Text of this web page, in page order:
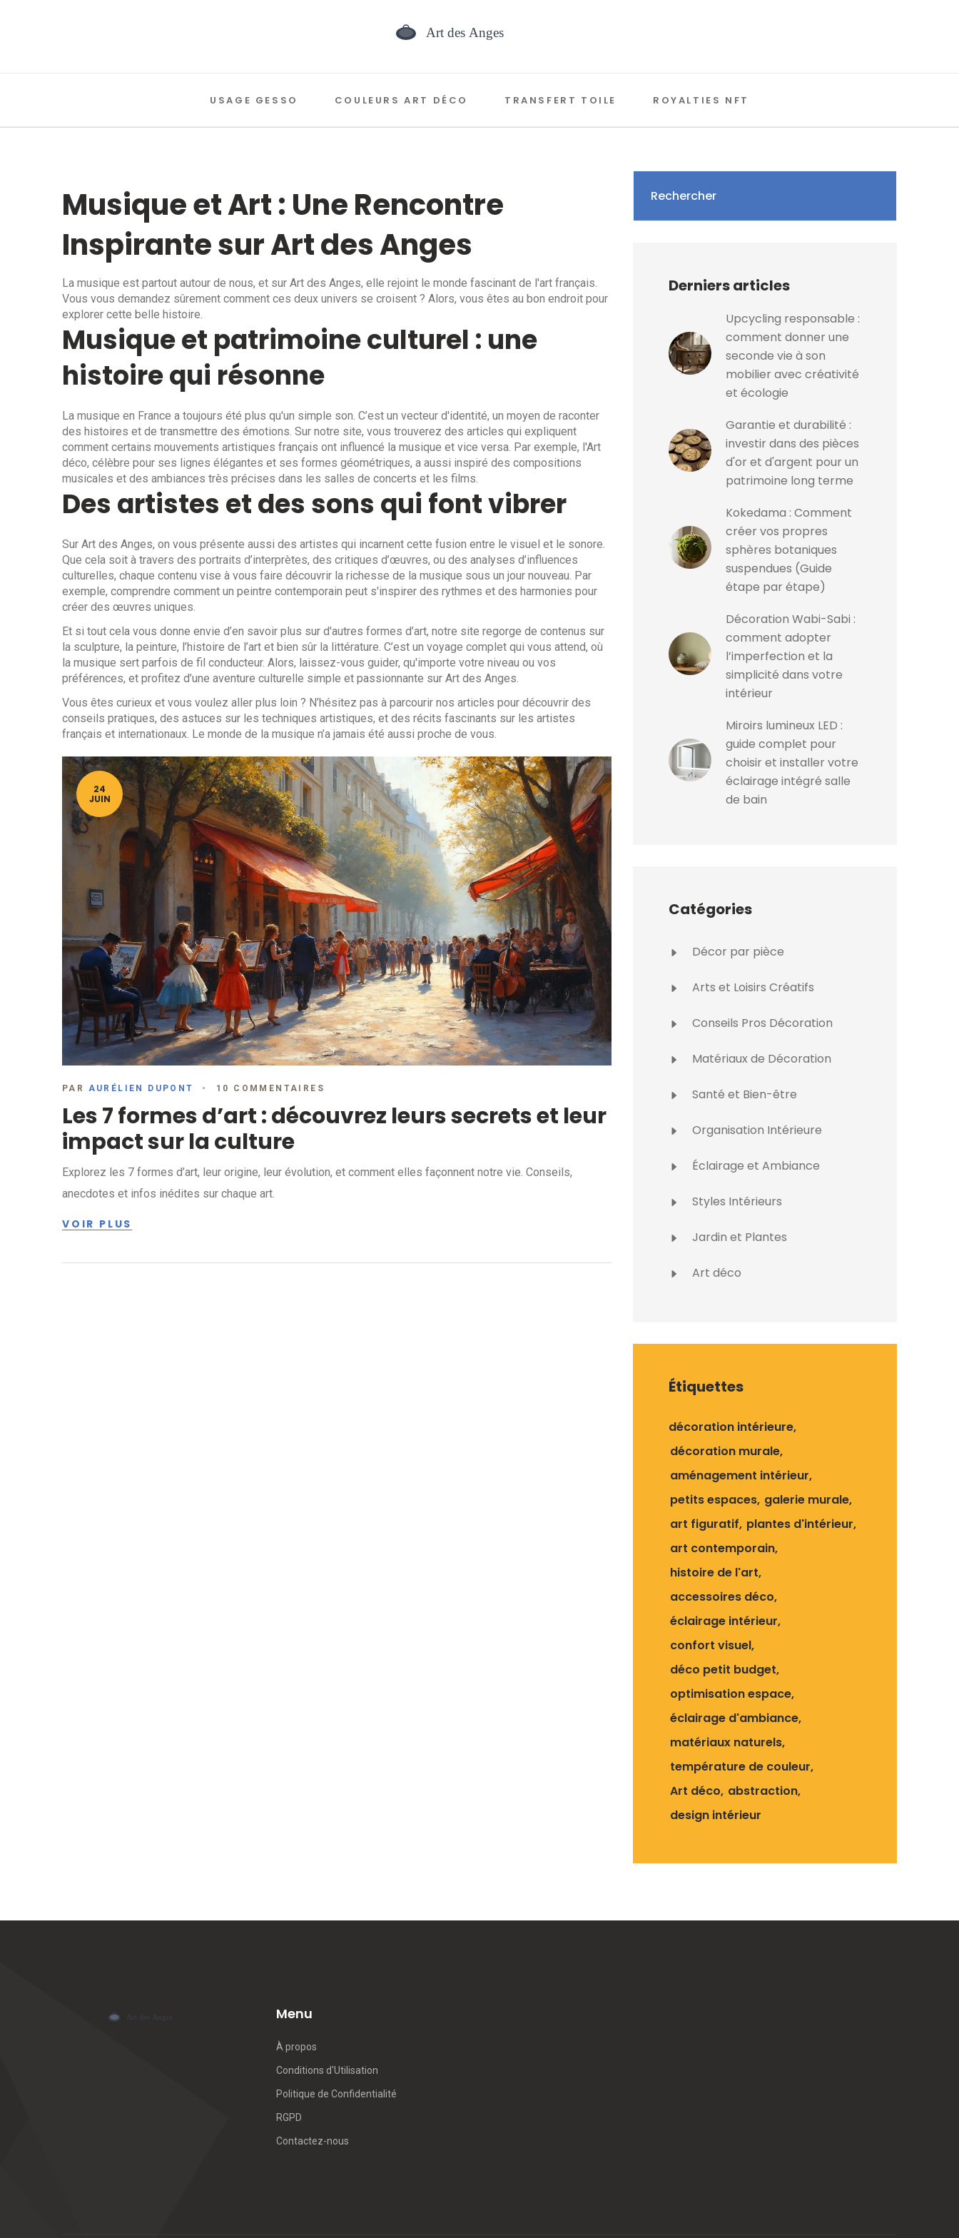
USAGE GESSO COULEURS ART DÉCO TRANSFERT TOILE ROYALTIES NFT
Musique et Art : Une Rencontre
Inspirante sur Art des Anges
La musique est partout autour de nous, et sur Art des Anges, elle rejoint le monde fascinant de l'art français.
Vous vous demandez sûrement comment ces deux univers se croisent ? Alors, vous êtes au bon endroit pour
explorer cette belle histoire.
Musique et patrimoine culturel : une
histoire qui résonne
La musique en France a toujours été plus qu'un simple son. C’est un vecteur d'identité, un moyen de raconter
des histoires et de transmettre des émotions. Sur notre site, vous trouverez des articles qui expliquent
comment certains mouvements artistiques français ont influencé la musique et vice versa. Par exemple, l'Art
déco, célèbre pour ses lignes élégantes et ses formes géométriques, a aussi inspiré des compositions
musicales et des ambiances très précises dans les salles de concerts et les films.
Des artistes et des sons qui font vibrer
Sur Art des Anges, on vous présente aussi des artistes qui incarnent cette fusion entre le visuel et le sonore.
Que cela soit à travers des portraits d’interprètes, des critiques d’œuvres, ou des analyses d’influences
culturelles, chaque contenu vise à vous faire découvrir la richesse de la musique sous un jour nouveau. Par
exemple, comprendre comment un peintre contemporain peut s'inspirer des rythmes et des harmonies pour
créer des œuvres uniques.
Et si tout cela vous donne envie d’en savoir plus sur d'autres formes d’art, notre site regorge de contenus sur
la sculpture, la peinture, l’histoire de l’art et bien sûr la littérature. C’est un voyage complet qui vous attend, où
la musique sert parfois de fil conducteur. Alors, laissez-vous guider, qu'importe votre niveau ou vos
préférences, et profitez d’une aventure culturelle simple et passionnante sur Art des Anges.
Vous êtes curieux et vous voulez aller plus loin ? N’hésitez pas à parcourir nos articles pour découvrir des
conseils pratiques, des astuces sur les techniques artistiques, et des récits fascinants sur les artistes
français et internationaux. Le monde de la musique n’a jamais été aussi proche de vous.
24
JUIN
PAR AURÉLIEN DUPONT 10 COMMENTAIRES
Les 7 formes d’art : découvrez leurs secrets et leur
impact sur la culture
Explorez les 7 formes d’art, leur origine, leur évolution, et comment elles façonnent notre vie. Conseils,
anecdotes et infos inédites sur chaque art.
VOIR PLUS
Rechercher
Derniers articles
Upcycling responsable :
comment donner une
seconde vie à son
mobilier avec créativité
et écologie
Garantie et durabilité :
investir dans des pièces
d'or et d'argent pour un
patrimoine long terme
Kokedama : Comment
créer vos propres
sphères botaniques
suspendues (Guide
étape par étape)
Décoration Wabi-Sabi :
comment adopter
l’imperfection et la
simplicité dans votre
intérieur
Miroirs lumineux LED :
guide complet pour
choisir et installer votre
éclairage intégré salle
de bain
Catégories
Décor par pièce
Arts et Loisirs Créatifs
Conseils Pros Décoration
Matériaux de Décoration
Santé et Bien-être
Organisation Intérieure
Éclairage et Ambiance
Styles Intérieurs
Jardin et Plantes
Art déco
Étiquettes
décoration intérieure
décoration murale
aménagement intérieur
petits espaces galerie murale
art figuratif plantes d'intérieur
art contemporain
histoire de l'art
accessoires déco
éclairage intérieur
confort visuel
déco petit budget
optimisation espace
éclairage d'ambiance
matériaux naturels
température de couleur
Art déco abstraction
design intérieur
Menu
À propos
Conditions d'Utilisation
Politique de Confidentialité
RGPD
Contactez-nous